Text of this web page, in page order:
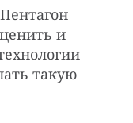
и
такую